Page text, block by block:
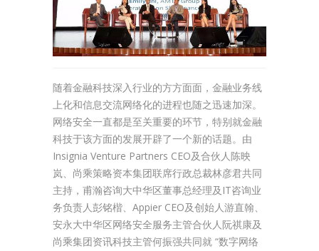
随着金融科技深入行业的方方面面，金融业务线
上化和信息交流网络化的进程也随之迅速加深。
网络安全一直都是至关重要的环节，特别就金融
科技于该方面的发展开辟了一个新的话题。由
Insignia Venture Partners CEO及合伙人陈映
岚、尚乘策略资本集团联席行政总裁林彦君共同
主持，甫瀚咨询大中华区董事总经理及IT咨询业
务负责人彭铭楷、Appier CEO及创始人游直翰、
安永大中华区网络安全服务主管合伙人阮祺康及
尚乘集团资讯科技主管何振强共同就 “数字网络